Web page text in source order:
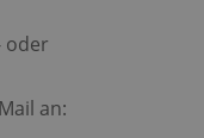
oder
an: